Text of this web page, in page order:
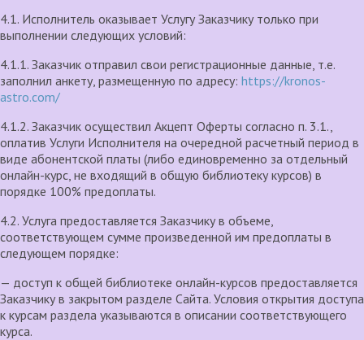
4.1. Исполнитель оказывает Услугу Заказчику только при
выполнении следующих условий:
4.1.1. Заказчик отправил свои регистрационные данные, т.е.
заполнил анкету, размещенную по адресу: https://kronos-
astro.com/
4.1.2. Заказчик осуществил Акцепт Оферты согласно п. 3.1.,
оплатив Услуги Исполнителя на очередной расчетный период в
виде абонентской платы (либо единовременно за отдельный
онлайн-курс, не входящий в общую библиотеку курсов) в
порядке 100% предоплаты.
4.2. Услуга предоставляется Заказчику в объеме,
соответствующем сумме произведенной им предоплаты в
следующем порядке:
— доступ к общей библиотеке онлайн-курсов предоставляется
Заказчику в закрытом разделе Сайта. Условия открытия доступа
к курсам раздела указываются в описании соответствующего
курса.